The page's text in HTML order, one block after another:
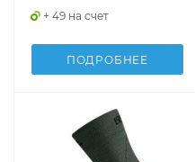
+ 49 на счет
ПОДРОБНЕЕ